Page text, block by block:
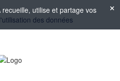
utilise et partage vos
des données